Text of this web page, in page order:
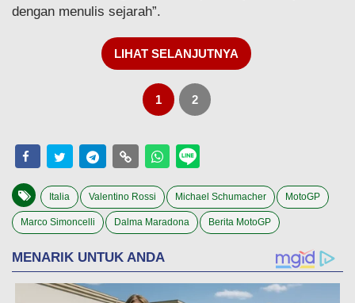
dengan menulis sejarah”.
LIHAT SELANJUTNYA
1 2
Italia Valentino Rossi Michael Schumacher MotoGP
Marco Simoncelli Dalma Maradona Berita MotoGP